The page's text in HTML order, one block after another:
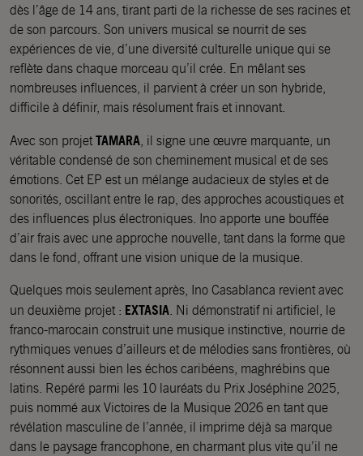
dès l’âge de 14 ans, tirant parti de la richesse de ses racines et
de son parcours. Son univers musical se nourrit de ses
expériences de vie, d’une diversité culturelle unique qui se
reflète dans chaque morceau qu’il crée. En mêlant ses
nombreuses influences, il parvient à créer un son hybride,
difficile à définir, mais résolument frais et innovant.
Avec son projetTAMARA, il signe une œuvre marquante, un
véritable condensé de son cheminement musical et de ses
émotions. Cet EP est un mélange audacieux de styles et de
sonorités, oscillant entre le rap, des approches acoustiques et
des influences plus électroniques. Ino apporte une bouffée
d’air frais avec une approche nouvelle, tant dans la forme que
dans le fond, offrant une vision unique de la musique.
Quelques mois seulement après, Ino Casablanca revient avec
un deuxième projet : EXTASIA. Ni démonstratif ni artificiel, le
franco-marocain construit une musique instinctive, nourrie de
rythmiques venues d’ailleurs et de mélodies sans frontières, où
résonnent aussi bien les échos caribéens, maghrébins que
latins. Repéré parmi les 10 lauréats du Prix Joséphine 2025,
puis nommé aux Victoires de la Musique 2026 en tant que
révélation masculine de l’année, il imprime déjà sa marque
dans le paysage francophone, en charmant plus vite qu’il ne